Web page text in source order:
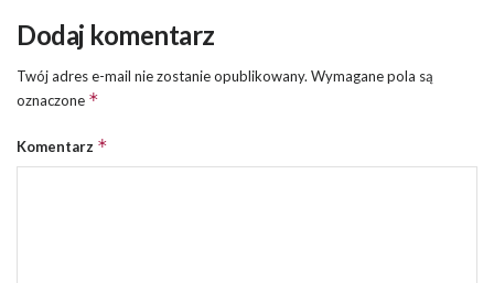
Dodaj komentarz
Twój adres e-mail nie zostanie opublikowany. Wymagane pola są
oznaczone *
Komentarz *